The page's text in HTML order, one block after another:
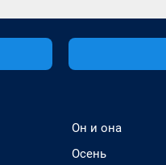
Он и она
Осень